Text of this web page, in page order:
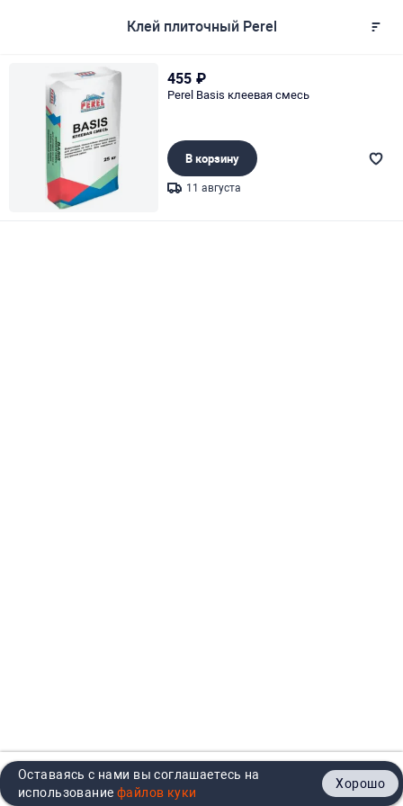
Главная Каталог Кабинет Контакты
Клей плиточный Perel
455 ₽
Perel Basis клеевая смесь
В корзину
11 августа
Оставаясь с нами вы соглашаетесь на
использование
Хорошо